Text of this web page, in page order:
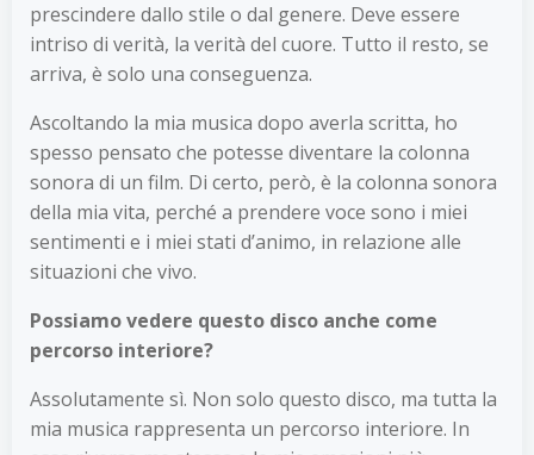
prescindere dallo stile o dal genere. Deve essere
intriso di verità, la verità del cuore. Tutto il resto, se
arriva, è solo una conseguenza.
Ascoltando la mia musica dopo averla scritta, ho
spesso pensato che potesse diventare la colonna
sonora di un film. Di certo, però, è la colonna sonora
della mia vita, perché a prendere voce sono i miei
sentimenti e i miei stati d’animo, in relazione alle
situazioni che vivo.
Possiamo vedere questo disco anche come
percorso interiore?
Assolutamente sì. Non solo questo disco, ma tutta la
mia musica rappresenta un percorso interiore. In